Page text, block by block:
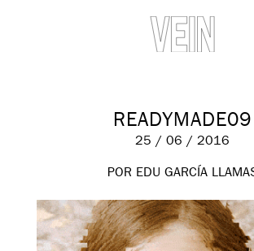
READYMADE09
25 / 06 / 2016
POR EDU GARCÍA